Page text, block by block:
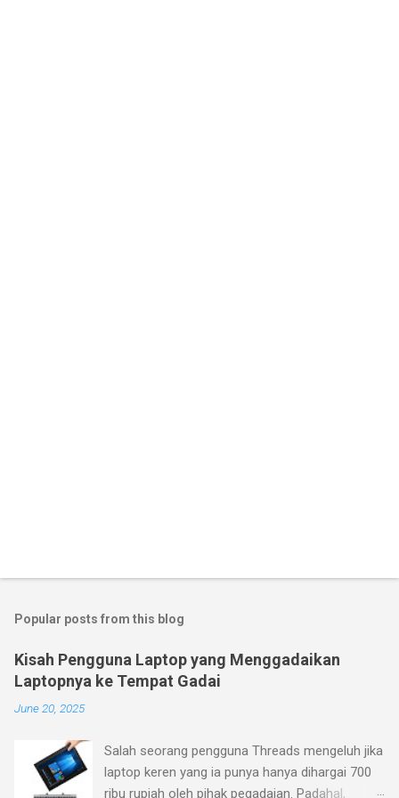
Popular posts from this blog
Kisah Pengguna Laptop yang Menggadaikan
Laptopnya ke Tempat Gadai
June 20, 2025
Salah seorang pengguna Threads mengeluh jika
laptop keren yang ia punya hanya dihargai 700
ribu rupiah oleh pihak pegadaian. Padahal,